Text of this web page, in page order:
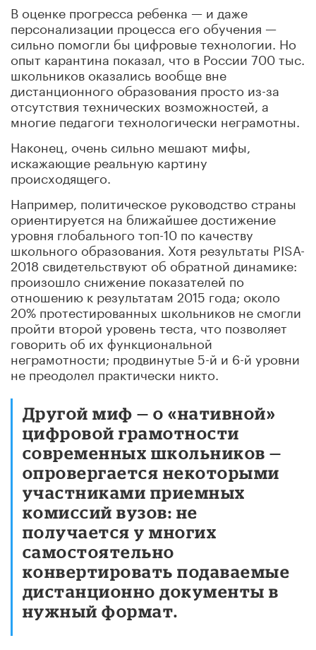
В оценке прогресса ребенка — и даже
персонализации процесса его обучения —
сильно помогли бы цифровые технологии. Но
опыт карантина показал, что в России 700 тыс.
школьников оказались вообще вне
дистанционного образования просто из-за
отсутствия технических возможностей, а
многие педагоги технологически неграмотны.
Наконец, очень сильно мешают мифы,
искажающие реальную картину
происходящего.
Например, политическое руководство страны
ориентируется на ближайшее достижение
уровня глобального топ-10 по качеству
школьного образования. Хотя результаты PISA-
2018 свидетельствуют об обратной динамике:
произошло снижение показателей по
отношению к результатам 2015 года; около
20% протестированных школьников не смогли
пройти второй уровень теста, что позволяет
говорить об их функциональной
неграмотности; продвинутые 5-й и 6-й уровни
не преодолел практически никто.
Другой миф — о «нативной»
цифровой грамотности
современных школьников —
опровергается некоторыми
участниками приемных
комиссий вузов: не
получается у многих
самостоятельно
конвертировать подаваемые
дистанционно документы в
нужный формат.